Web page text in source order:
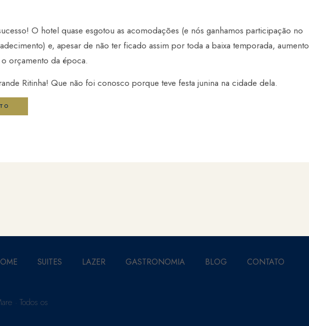
O hotel quase esgotou as acomodações (e nós ganhamos participação no
e, apesar de não ter ficado assim por toda a baixa temporada, aumento
orçamento da época.
Ritinha! Que não foi conosco porque teve festa junina na cidade dela.
SUITES LAZER GASTRONOMIA BLOG CONTATO
· Todos os